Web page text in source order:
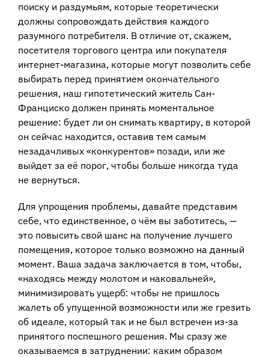
поиску и раздумьям, которые теоретически
должны сопровождать действия каждого
разумного потребителя. В отличие от, скажем,
посетителя торгового центра или покупателя
интернет-магазина, которые могут позволить себе
выбирать перед принятием окончательного
решения, наш гипотетический житель Сан-
Франциско должен принять моментальное
решение: будет ли он снимать квартиру, в которой
он сейчас находится, оставив тем самым
незадачливых «конкурентов» позади, или же
выйдет за её порог, чтобы больше никогда туда
не вернуться.
Для упрощения проблемы, давайте представим
себе, что единственное, о чём вы заботитесь, —
это повысить свой шанс на получение лучшего
помещения, которое только возможно на данный
момент. Ваша задача заключается в том, чтобы,
«находясь между молотом и наковальней»,
минимизировать ущерб: чтобы не пришлось
жалеть об упущенной возможности или же грезить
об идеале, который так и не был встречен из-за
принятого поспешного решения. Мы сразу же
оказываемся в затруднении: каким образом